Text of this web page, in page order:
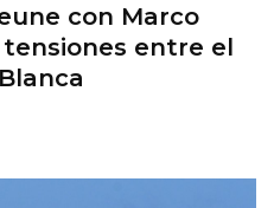
con Marco
entre el